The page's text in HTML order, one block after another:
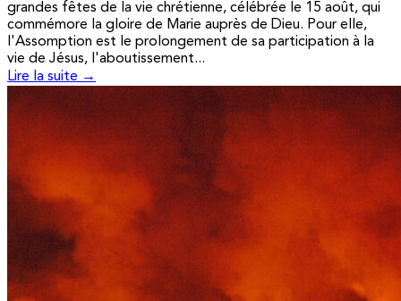
grandes fêtes de la vie chrétienne, célébrée le 15 août, qui
commémore la gloire de Marie auprès de Dieu. Pour elle,
l'Assomption est le prolongement de sa participation à la
vie de Jésus, l'aboutissement...
Lire la suite →